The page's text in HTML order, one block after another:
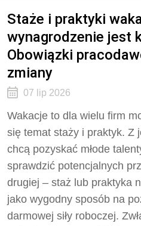
Staże i praktyki
wynagrodzenie jest
Obowiązki
zmiany
07 lip 2026
Wakacje to dla wielu firm
się temat staży i praktyk. Z
chcą pozyskać młode
sprawdzić potencjalnych
drugiej – staż lub praktyka
jako wygodny sposób na
darmowej siły roboczej.